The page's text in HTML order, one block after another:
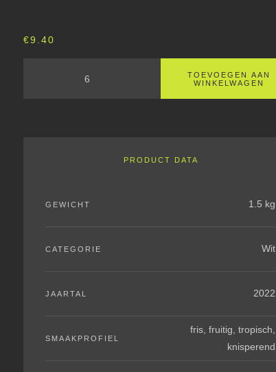
€9.40
TOEVOEGEN AAN
WINKELWAGEN
PRODUCT DATA
GEWICHT 1.5 kg
CATEGORIE Wit
JAARTAL 2022
SMAAKPROFIEL
fris, fruitig, tropisch,
knisperend